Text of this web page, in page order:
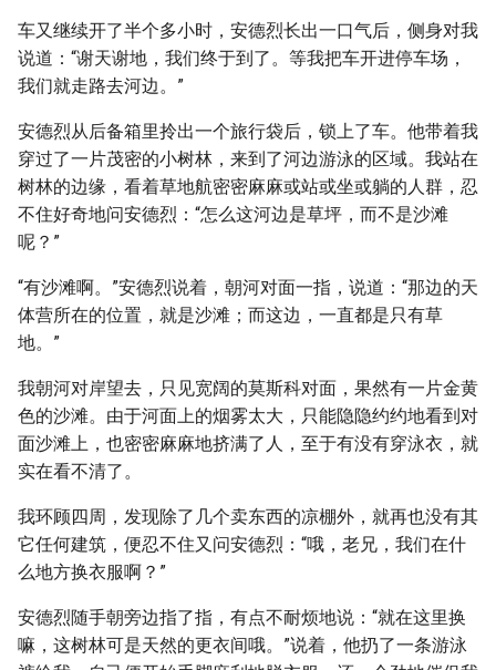
车又继续开了半个多小时，安德烈长出一口气后，侧身对我
说道：“谢天谢地，我们终于到了。等我把车开进停车场，
我们就走路去河边。”
安德烈从后备箱里拎出一个旅行袋后，锁上了车。他带着我
穿过了一片茂密的小树林，来到了河边游泳的区域。我站在
树林的边缘，看着草地航密密麻麻或站或坐或躺的人群，忍
不住好奇地问安德烈：“怎么这河边是草坪，而不是沙滩
呢？”
“有沙滩啊。”安德烈说着，朝河对面一指，说道：“那边的天
体营所在的位置，就是沙滩；而这边，一直都是只有草
地。”
我朝河对岸望去，只见宽阔的莫斯科对面，果然有一片金黄
色的沙滩。由于河面上的烟雾太大，只能隐隐约约地看到对
面沙滩上，也密密麻麻地挤满了人，至于有没有穿泳衣，就
实在看不清了。
我环顾四周，发现除了几个卖东西的凉棚外，就再也没有其
它任何建筑，便忍不住又问安德烈：“哦，老兄，我们在什
么地方换衣服啊？”
安德烈随手朝旁边指了指，有点不耐烦地说：“就在这里换
嘛，这树林可是天然的更衣间哦。”说着，他扔了一条游泳